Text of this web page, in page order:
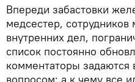
Впереди забастовки
медсестер, сотрудников
внутренних дел,
список постоянно
комментаторы
вопросом: а к чему все